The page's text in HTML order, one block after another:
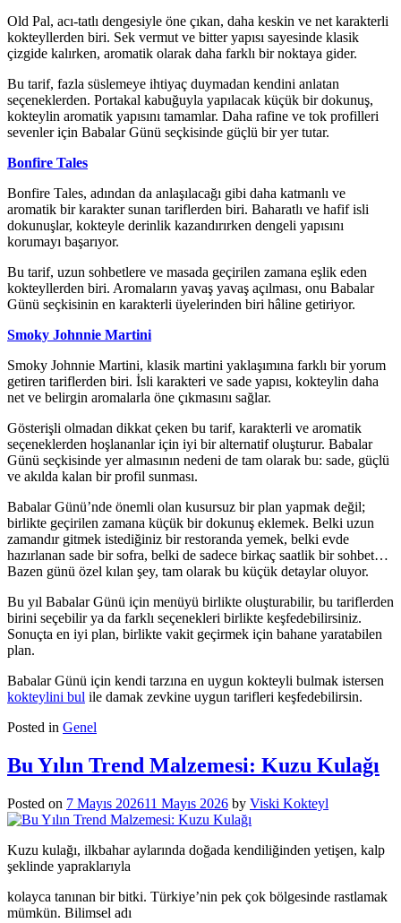
Old Pal, acı-tatlı dengesiyle öne çıkan, daha keskin ve net karakterli
kokteyllerden biri. Sek vermut ve bitter yapısı sayesinde klasik
çizgide kalırken, aromatik olarak daha farklı bir noktaya gider.
Bu tarif, fazla süslemeye ihtiyaç duymadan kendini anlatan
seçeneklerden. Portakal kabuğuyla yapılacak küçük bir dokunuş,
kokteylin aromatik yapısını tamamlar. Daha rafine ve tok profilleri
sevenler için Babalar Günü seçkisinde güçlü bir yer tutar.
Bonfire Tales
Bonfire Tales, adından da anlaşılacağı gibi daha katmanlı ve
aromatik bir karakter sunan tariflerden biri. Baharatlı ve hafif isli
dokunuşlar, kokteyle derinlik kazandırırken dengeli yapısını
korumayı başarıyor.
Bu tarif, uzun sohbetlere ve masada geçirilen zamana eşlik eden
kokteyllerden biri. Aromaların yavaş yavaş açılması, onu Babalar
Günü seçkisinin en karakterli üyelerinden biri hâline getiriyor.
Smoky Johnnie Martini
Smoky Johnnie Martini, klasik martini yaklaşımına farklı bir yorum
getiren tariflerden biri. İsli karakteri ve sade yapısı, kokteylin daha
net ve belirgin aromalarla öne çıkmasını sağlar.
Gösterişli olmadan dikkat çeken bu tarif, karakterli ve aromatik
seçeneklerden hoşlananlar için iyi bir alternatif oluşturur. Babalar
Günü seçkisinde yer almasının nedeni de tam olarak bu: sade, güçlü
ve akılda kalan bir profil sunması.
Babalar Günü’nde önemli olan kusursuz bir plan yapmak değil;
birlikte geçirilen zamana küçük bir dokunuş eklemek. Belki uzun
zamandır gitmek istediğiniz bir restoranda yemek, belki evde
hazırlanan sade bir sofra, belki de sadece birkaç saatlik bir sohbet…
Bazen günü özel kılan şey, tam olarak bu küçük detaylar oluyor.
Bu yıl Babalar Günü için menüyü birlikte oluşturabilir, bu tariflerden
birini seçebilir ya da farklı seçenekleri birlikte keşfedebilirsiniz.
Sonuçta en iyi plan, birlikte vakit geçirmek için bahane yaratabilen
plan.
Babalar Günü için kendi tarzına en uygun kokteyli bulmak istersen
kokteylini bul ile damak zevkine uygun tarifleri keşfedebilirsin.
Posted in Genel
Bu Yılın Trend Malzemesi: Kuzu Kulağı
Posted on 7 Mayıs 202611 Mayıs 2026 by Viski Kokteyl
Kuzu kulağı, ilkbahar aylarında doğada kendiliğinden yetişen, kalp
şeklinde yapraklarıyla
kolayca tanınan bir bitki. Türkiye’nin pek çok bölgesinde rastlamak
mümkün. Bilimsel adı